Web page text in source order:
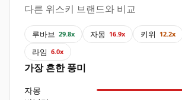
다른 위스키 브랜드와 비교
루바브 29.8x 자몽 16.9x 키위 12.2x
라임 6.0x
가장 흔한 풍미
자몽